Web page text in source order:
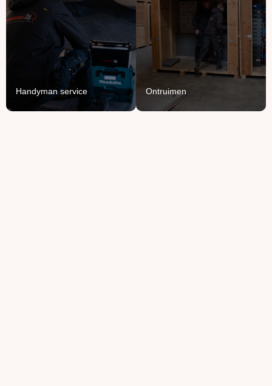
Handyman service
Voor het ophangen,
monteren en demonteren
van je spullen.
Lees Meer
Ontruimen
Opruimen of ontruimen:
van knusse flat tot groot
bedrijfspand.
Lees Meer